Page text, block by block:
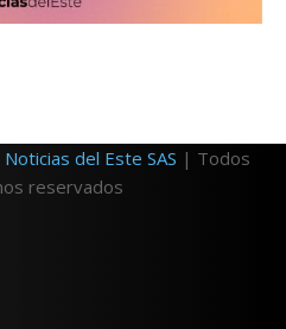
Noticias del Este SAS | Todos
reservados